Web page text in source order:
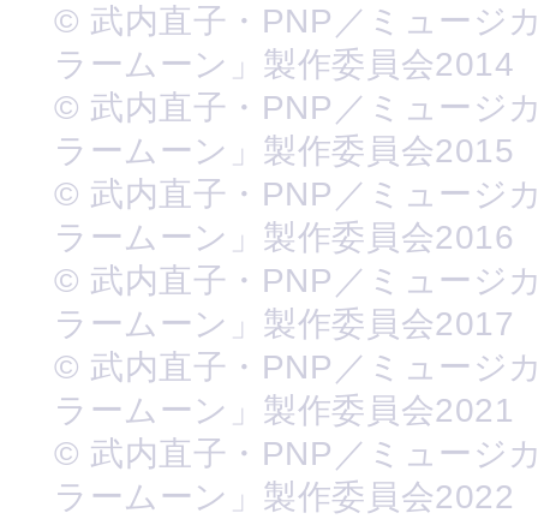
© 武内直子・PNP／ミュージ
ラームーン」製作委員会2014
© 武内直子・PNP／ミュージ
ラームーン」製作委員会2015
© 武内直子・PNP／ミュージ
ラームーン」製作委員会2016
© 武内直子・PNP／ミュージ
ラームーン」製作委員会2017
© 武内直子・PNP／ミュージ
ラームーン」製作委員会2021
© 武内直子・PNP／ミュージ
ラームーン」製作委員会2022